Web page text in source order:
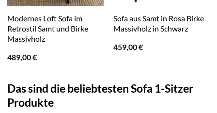
Modernes Loft Sofa im
Retrostil Samt und Birke
Massivholz
489,00€
Sofa aus Samt in Rosa Birke
Massivholz in Schwarz
459,00€
Das sind die beliebtesten Sofa 1-Sitzer
Produkte